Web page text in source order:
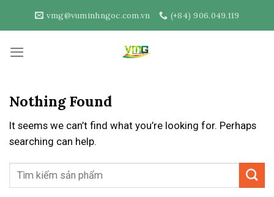
vmg@vuminhngoc.com.vn (+84) 906.049.119
Nothing Found
It seems we can’t find what you’re looking for. Perhaps
searching can help.